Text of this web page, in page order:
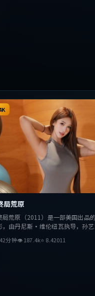
局荒原
局荒原（2011）是一部美国出品
，由丹尼斯·维伦纽瓦执导，孙
，探讨人性与抉择，节奏张弛有度
分钟👁187.4k⭐ 8.42011